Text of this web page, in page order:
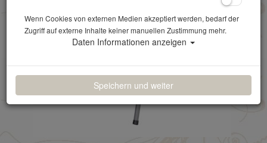
Wenn Cookies von externen Medien akzeptiert werden, bedarf der
Zugriff auf externe Inhalte keiner manuellen Zustimmung mehr.
Daten Informationen anzeigen
Speichern und weiter